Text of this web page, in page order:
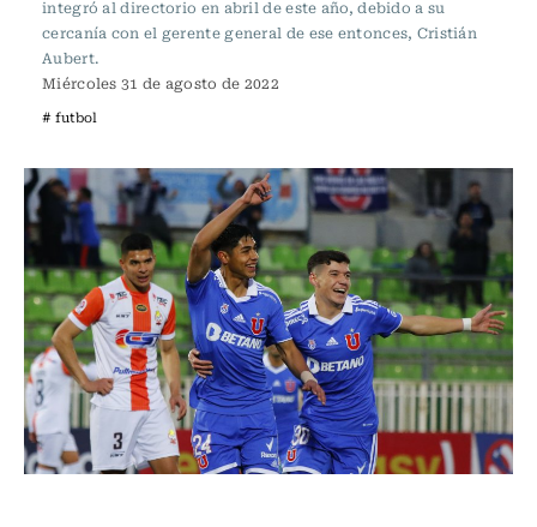
integró al directorio en abril de este año, debido a su
cercanía con el gerente general de ese entonces, Cristián
Aubert.
Miércoles 31 de agosto de 2022
# futbol